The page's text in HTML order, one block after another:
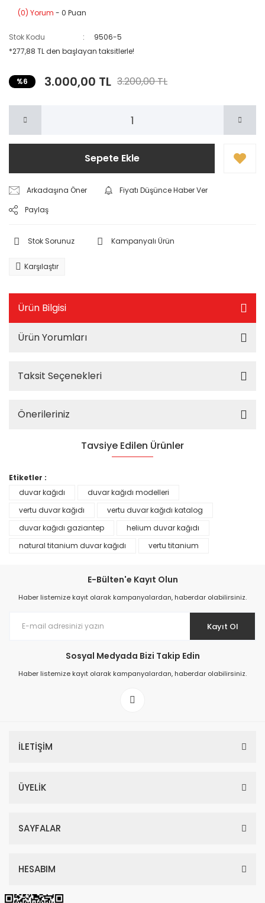
(0) Yorum - 0 Puan
Stok Kodu
9506-5
*277,88 TL den başlayan taksitlerle!
%6 3.000,00 TL 3.200,00 TL
Sepete Ekle
Arkadaşına Öner
Fiyatı Düşünce Haber Ver
Paylaş
Stok Sorunuz Kampanyalı Ürün
Karşılaştır
Ürün Bilgisi
Ürün Yorumları
Taksit Seçenekleri
Önerileriniz
Tavsiye Edilen Ürünler
Prime ArtDECO Duvar Kağıdı Tutkalı 500 gr
199,00 TL
Etiketler :
duvar kağıdı
duvar kağıdı modelleri
vertu duvar kağıdı
vertu duvar kağıdı katalog
duvar kağıdı gaziantep
helium duvar kağıdı
natural titanium duvar kağıdı
vertu titanium
E-Bülten'e Kayıt Olun
Haber listemize kayıt olarak kampanyalardan, haberdar olabilirsiniz.
Kayıt Ol
Sosyal Medyada Bizi Takip Edin
Haber listemize kayıt olarak kampanyalardan, haberdar olabilirsiniz.
İLETİŞİM
ÜYELİK
SAYFALAR
HESABIM